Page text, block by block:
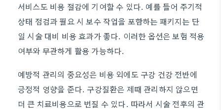
서비스도 비용 절감에 기여할 수 있다. 예를 들어 주기적
상태 점검과 필요 시 보수 작업을 포함하는 패키지는 단
일 시술 대비 비용 효과가 좋다. 이러한 옵션은 보험 적용
여부와 무관하게 활용 가능하다.
예방적 관리의 중요성은 비용 외에도 구강 건강 전반에
긍정적 영향을 준다. 구강질환은 제때 관리하지 않으면
더 큰 치료비용으로 번질 수 있다. 따라서 시술 전후의 관